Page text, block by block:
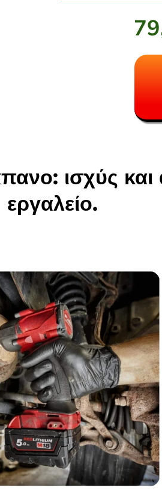
ισχύς και
εργαλείο.